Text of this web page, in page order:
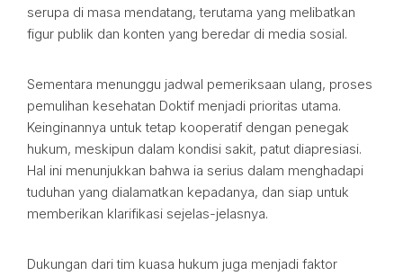
serupa di masa mendatang, terutama yang melibatkan
figur publik dan konten yang beredar di media sosial.
Sementara menunggu jadwal pemeriksaan ulang, proses
pemulihan kesehatan Doktif menjadi prioritas utama.
Keinginannya untuk tetap kooperatif dengan penegak
hukum, meskipun dalam kondisi sakit, patut diapresiasi.
Hal ini menunjukkan bahwa ia serius dalam menghadapi
tuduhan yang dialamatkan kepadanya, dan siap untuk
memberikan klarifikasi sejelas-jelasnya.
Dukungan dari tim kuasa hukum juga menjadi faktor